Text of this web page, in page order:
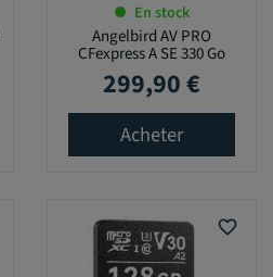
En stock
Angelbird AV PRO
CFexpress A SE 330 Go
Prix
299,90 €
Acheter
favorite_border